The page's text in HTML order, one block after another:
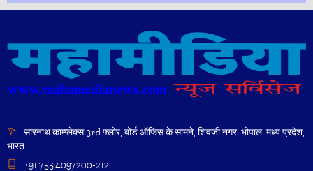
सारनाथ काम्प्लेक्स 3rd फ्लोर, बोर्ड ऑफिस के सामने, शिवजी नगर, भोपाल, मध्य प्रदेश,
भारत
+91 755 4097200-212